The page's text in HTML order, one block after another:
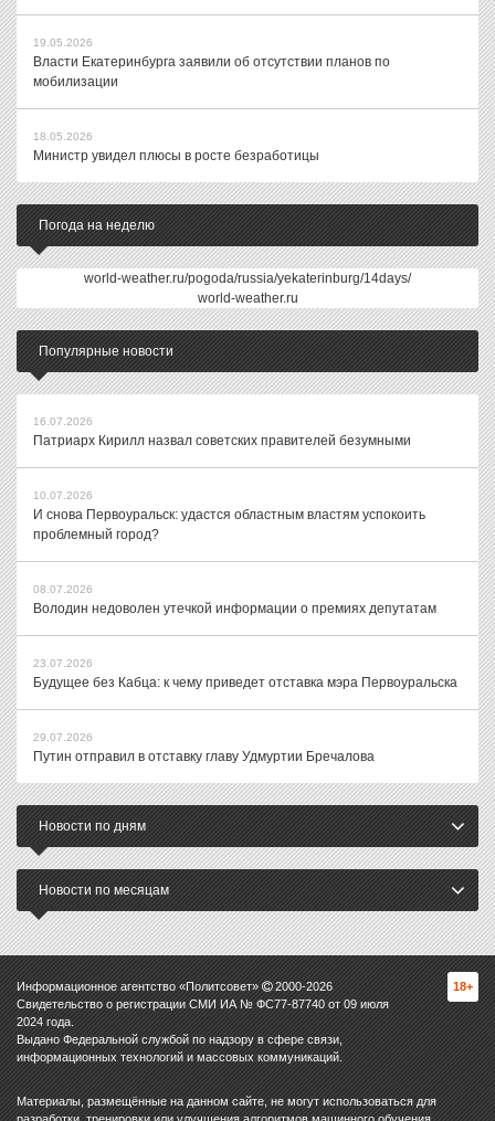
19.05.2026
Власти Екатеринбурга заявили об отсутствии планов по
мобилизации
18.05.2026
Министр увидел плюсы в росте безработицы
Погода на неделю
world-weather.ru/pogoda/russia/yekaterinburg/14days/
world-weather.ru
Популярные новости
16.07.2026
Патриарх Кирилл назвал советских правителей безумными
10.07.2026
И снова Первоуральск: удастся областным властям успокоить
проблемный город?
08.07.2026
Володин недоволен утечкой информации о премиях депутатам
23.07.2026
Будущее без Кабца: к чему приведет отставка мэра Первоуральска
29.07.2026
Путин отправил в отставку главу Удмуртии Бречалова
Новости по дням
Новости по месяцам
Информационное агентство «Политсовет» 2000-2026
Свидетельство о регистрации СМИ ИА № ФС77-87740 от 09 июля
2024 года.
Выдано Федеральной службой по надзору в сфере связи,
информационных технологий и массовых коммуникаций.
18+
Материалы, размещённые на данном сайте, не могут использоваться для